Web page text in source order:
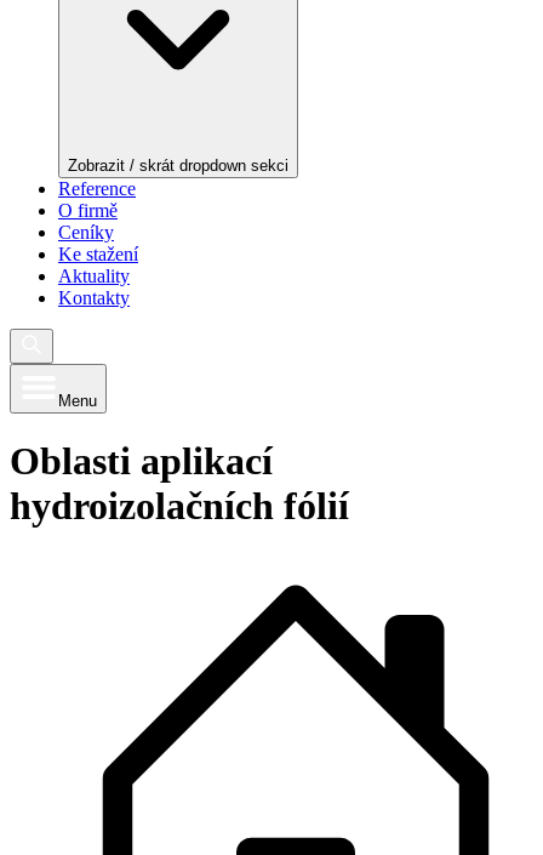
Zobrazit / skrát dropdown sekci
Reference
O firmě
Ceníky
Ke stažení
Aktuality
Kontakty
Menu
Oblasti aplikací
hydroizolačních fólií